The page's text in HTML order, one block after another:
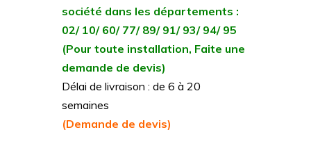
société dans les départements :
02/ 10/ 60/ 77/ 89/ 91/ 93/ 94/ 95
(Pour toute installation, Faite une
demande de devis)
Délai de livraison : de 6 à 20
semaines
(Demande de devis)